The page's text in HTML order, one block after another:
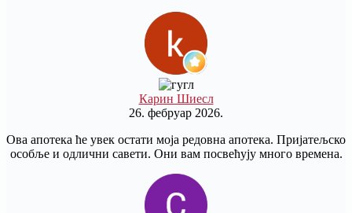
Карин Шиесл
26. фебруар 2026.
Ова апотека ће увек остати моја редовна апотека. Пријатељско
особље и одлични савети. Они вам посвећују много времена.